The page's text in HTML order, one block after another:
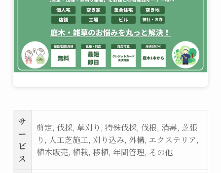
サ
ー
ビ
ス
剪定, 伐採, 草刈り, 特殊伐採, 伐根, 消毒, 芝張
り, 人工芝施工, 刈り込み, 外構, エクステリア,
植木販売, 植栽, 移植, 年間管理, その他